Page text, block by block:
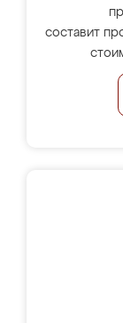
составит